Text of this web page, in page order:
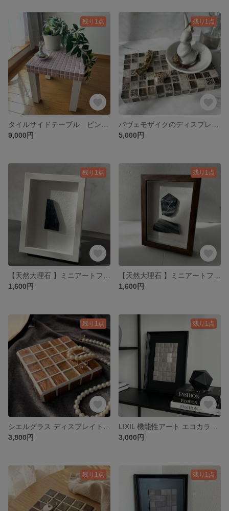
残り1点
9,000円
残り1点
5,000円
残り1点
1,600円
残り1点
1,600円
残り1点
3,800円
残り1点
3,000円
残り1点 残り1点